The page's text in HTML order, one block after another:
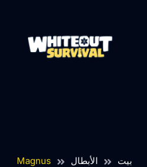
بيت الأبطال Magnus